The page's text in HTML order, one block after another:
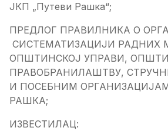
ЈКП „Путеви Рашка“;
ПРЕДЛОГ ПРАВИЛНИКА О
СИСТЕМАТИЗАЦИЈИ РАДНИХ
ОПШТИНСКОЈ УПРАВИ,
ПРАВОБРАНИЛАШТВУ,
И ПОСЕБНИМ
РАШКА;
ИЗВЕСТИЛАЦ: